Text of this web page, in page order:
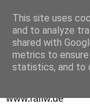
One
Spontanes und
www.ralfw.de
This site uses
and to analyze
shared with
metrics to
statistics, and to